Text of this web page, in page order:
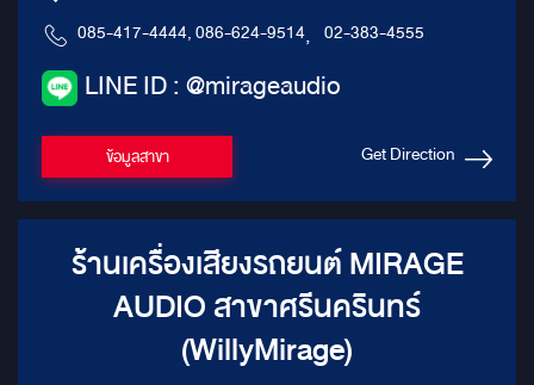
085-417-4444, 086-624-9514, 02-383-4555
LINE ID : @mirageaudio
ข้อมูลสาขา Get Direction
ร้านเครื่องเสียงรถยนต์ MIRAGE
AUDIO สาขาศรีนครินทร์
(WillyMirage)